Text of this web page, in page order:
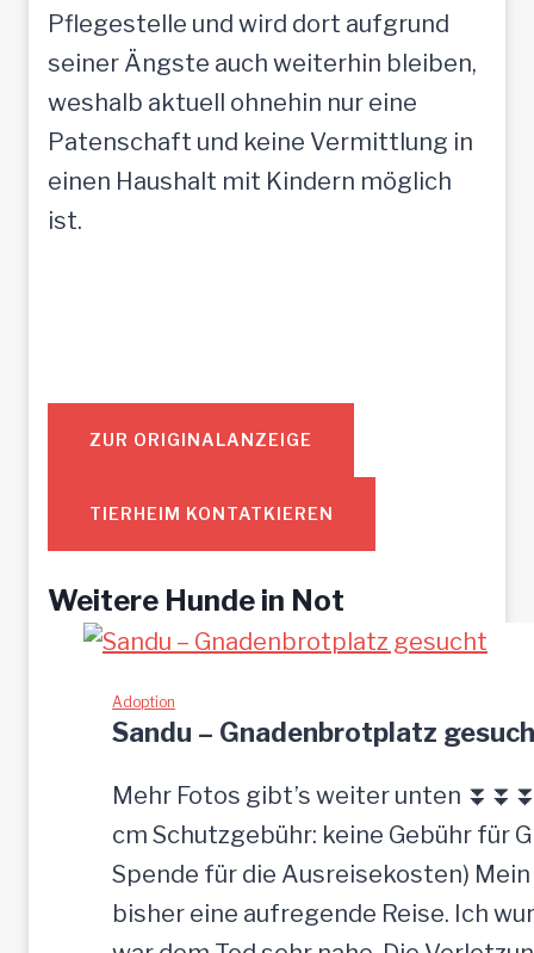
Pflegestelle und wird dort aufgrund
seiner Ängste auch weiterhin bleiben,
weshalb aktuell ohnehin nur eine
Patenschaft und keine Vermittlung in
einen Haushalt mit Kindern möglich
ist.
ZUR ORIGINALANZEIGE
TIERHEIM KONTATKIEREN
Weitere Hunde in Not
Adoption
Sandu – Gnadenbrotplatz
Mehr Fotos gibt’s weiter unten
cm Schutzgebühr: keine Gebühr für
Spende für die Ausreisekosten)
bisher eine aufregende Reise. Ich